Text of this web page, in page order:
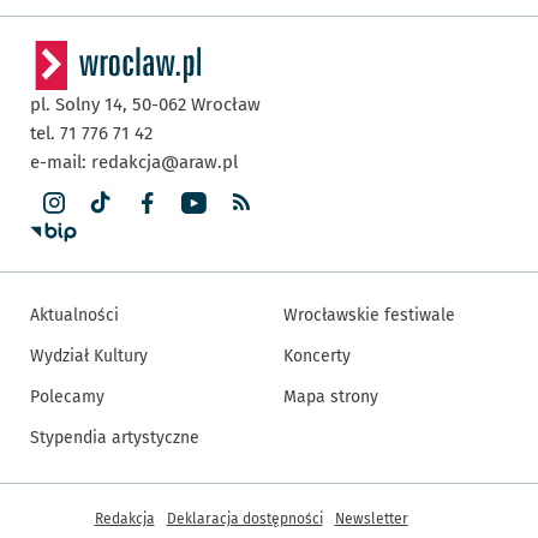
pl. Solny 14, 50-062 Wrocław
tel. 71 776 71 42
e-mail: redakcja@araw.pl
Aktualności
Wydział Kultury
Polecamy
Stypendia artystyczne
Wrocławskie festiwale
Koncerty
Mapa strony
Inne informacje
Redakcja Deklaracja dostępności Newsletter